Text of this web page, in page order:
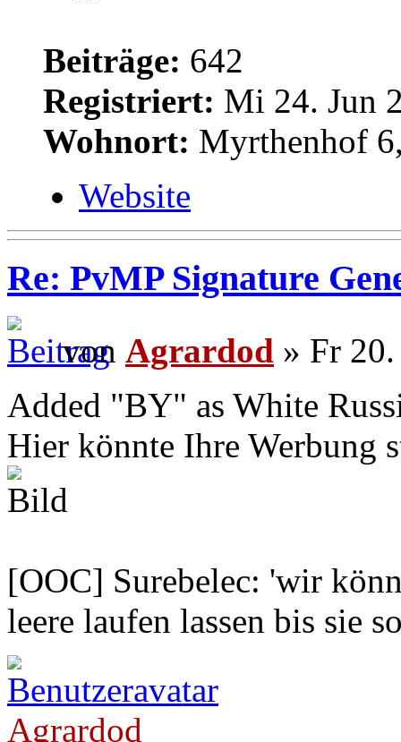
Beiträge: 642
Registriert: Mi 24. Jun
Wohnort: Myrthenhof
Website
Re: PvMP Signature
von Agrardod » Fr
Added "BY" as White
Hier könnte Ihre Werbung
[OOC] Surebelec: 'wir
leere laufen lassen bis sie
Agrardod